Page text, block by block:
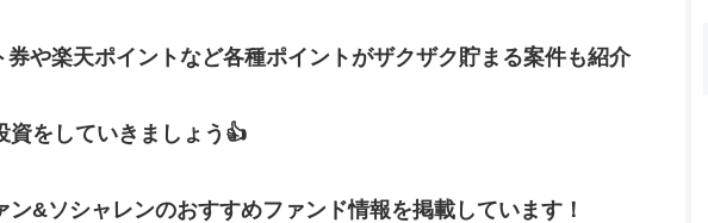
や楽天ポイントなど各種ポイントがザクザク貯まる案件も紹介
資をしていきましょう👍
&ソシャレンのおすすめファンド情報を掲載しています！